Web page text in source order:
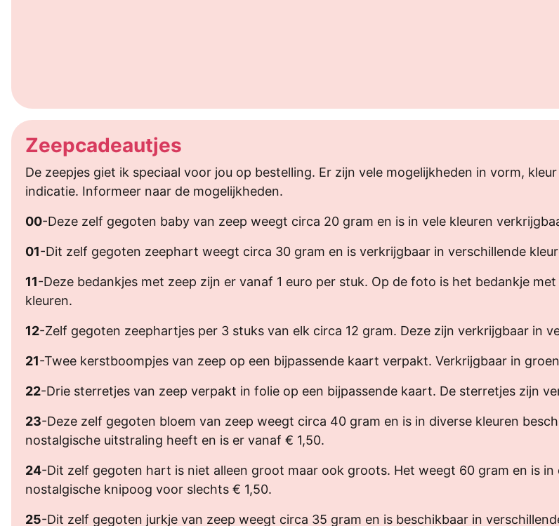
Zeepcadeautjes
De zeepjes giet ik speciaal voor jou op bestelling. Er zijn vele mogelijkheden in vorm,
indicatie. Informeer naar de mogelijkheden.
00-Deze zelf gegoten baby van zeep weegt circa 20 gram en is in vele kleuren
01-Dit zelf gegoten zeephart weegt circa 30 gram en is verkrijgbaar in verschillende
11-Deze bedankjes met zeep zijn er vanaf 1 euro per stuk. Op de foto is het bedankje
kleuren.
12-Zelf gegoten zeephartjes per 3 stuks van elk circa 12 gram. Deze zijn verkrijgbaar in
21-Twee kerstboompjes van zeep op een bijpassende kaart verpakt. Verkrijgbaar in
22-Drie sterretjes van zeep verpakt in folie op een bijpassende kaart. De sterretjes zijn
23-Deze zelf gegoten bloem van zeep weegt circa 40 gram en is in diverse kleuren
nostalgische uitstraling heeft en is er vanaf € 1,50.
24-Dit zelf gegoten hart is niet alleen groot maar ook groots. Het weegt 60 gram en is
nostalgische knipoog voor slechts € 1,50.
25-Dit zelf gegoten jurkje van zeep weegt circa 35 gram en is beschikbaar in